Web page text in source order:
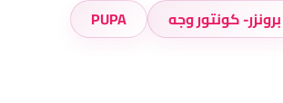
برونزر- كونتور وجه PUPA